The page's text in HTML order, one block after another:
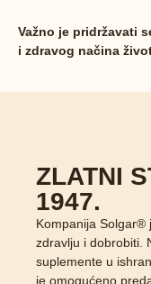
Važno je pridržavati
i zdravog načina
ZLATNI
1947.
Kompanija Solgar®
zdravlju i dobrobiti.
suplemente u
je omogućeno